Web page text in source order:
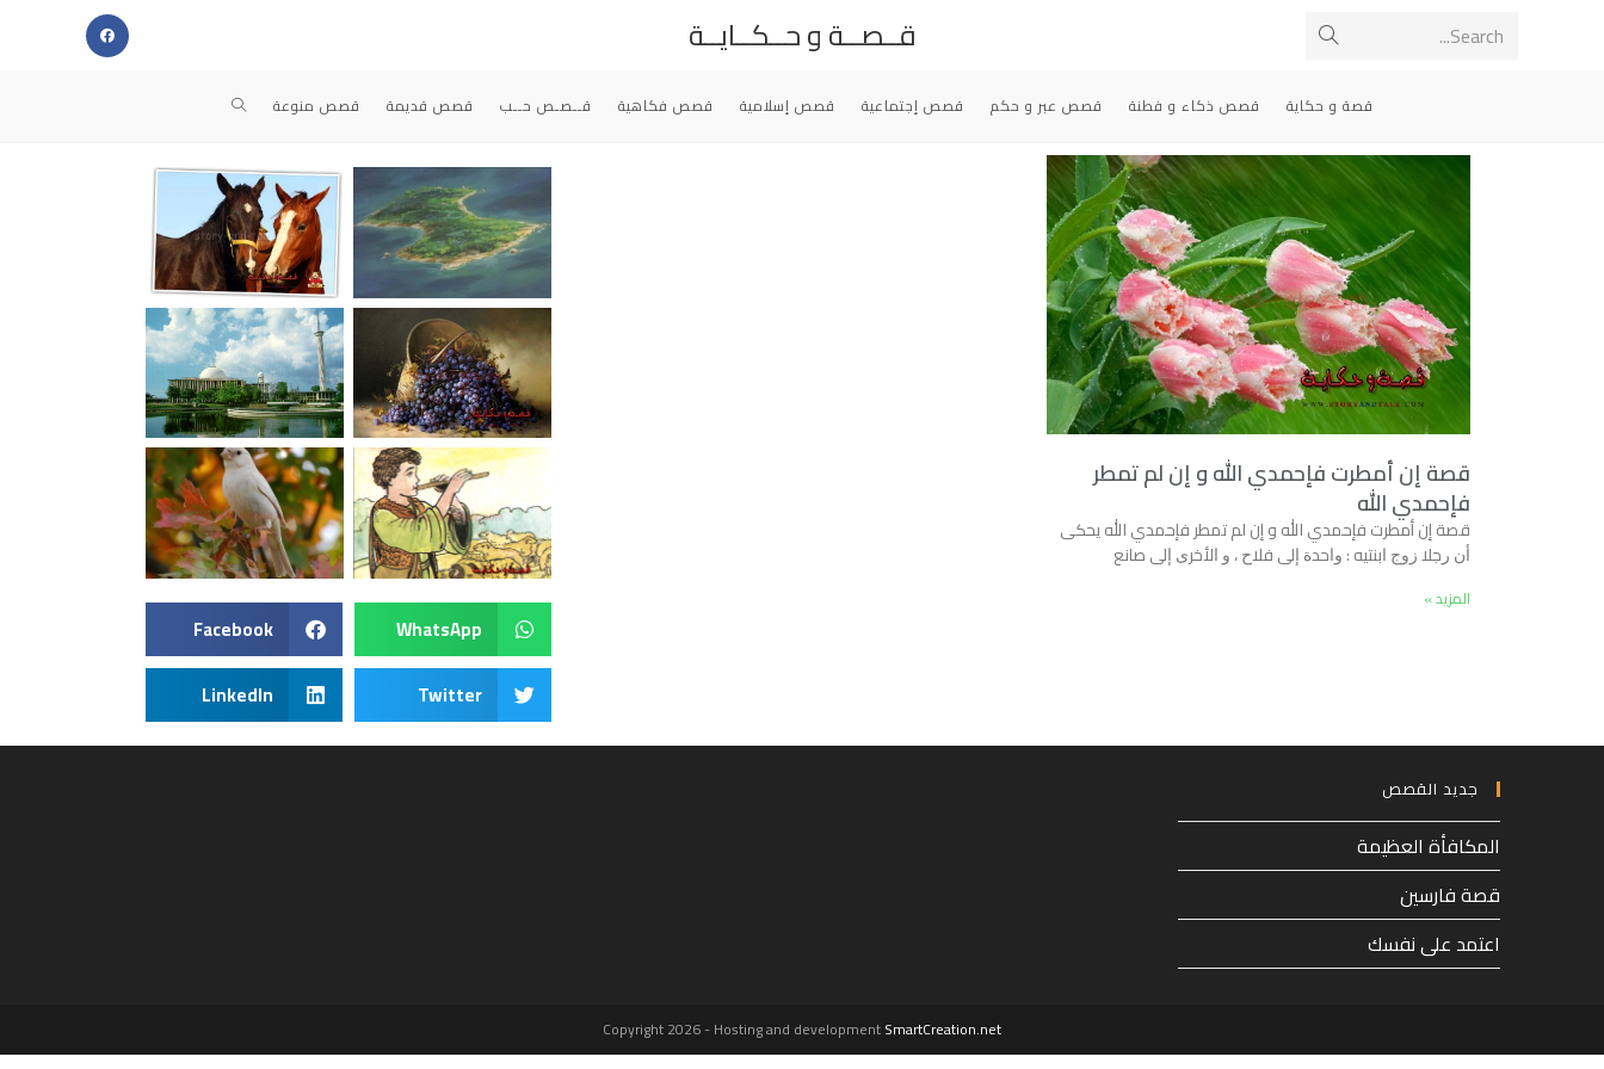
Search... قــصــة و حــكــايــة
قصة و حكاية قصص ذكاء و فطنة قصص عبر و حكم قصص إجتماعية قصص إسلامية قصص فكاهية قــصـص حــب قصص قديمة قصص منوعة
قصة إن أمطرت فإحمدي الله و إن لم تمطر
فإحمدي الله
قصة إن أمطرت فإحمدي الله و إن لم تمطر فإحمدي الله ﻳﺤﻜﻰ
ﺃﻥ ﺭﺟﻼ ﺯﻭﺝ ﺍﺑﻨﺘﻴﻪ : ﻭﺍﺣﺪﺓ ﺇﻟﻰ ﻓﻼﺡ ، ﻭ ﺍﻷﺧﺮﻯ ﺇﻟﻰ ﺻﺎﻧﻊ
المزيد »
WhatsApp
Facebook
Twitter
LinkedIn
جديد القصص
المكافأة العظيمة
قصة فارسين
اعتمد على نفسك
Copyright 2026 - Hosting and developmentSmartCreation.net